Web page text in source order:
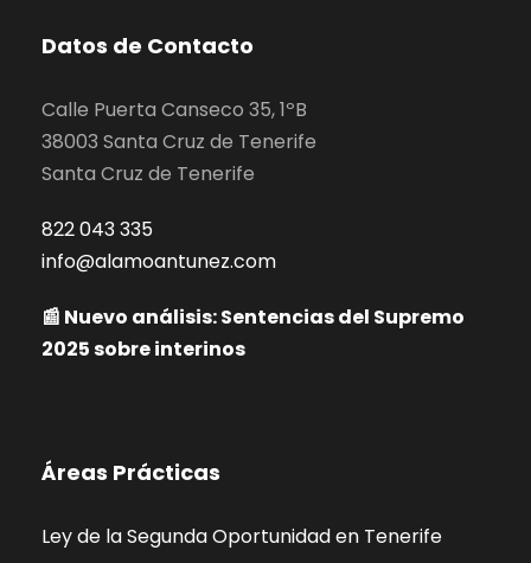
Datos de Contacto
Calle Puerta Canseco 35, 1ºB
38003 Santa Cruz de Tenerife
Santa Cruz de Tenerife
822 043 335
info@alamoantunez.com
📰 Nuevo análisis: Sentencias del Supremo
2025 sobre interinos
Áreas Prácticas
Ley de la Segunda Oportunidad en Tenerife